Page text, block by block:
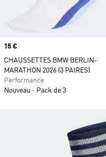
Prix
15 €
CHAUSSETTES BMW BERLIN-
MARATHON 2026 (3 PAIRES)
Performance
Nouveau
Pack de 3